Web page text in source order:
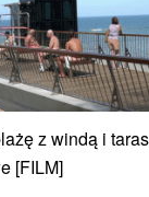
z windą i
[FILM]